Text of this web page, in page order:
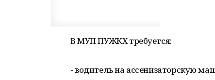
В МУП ПУЖКХ требуется:
- водитель на ассенизаторскую